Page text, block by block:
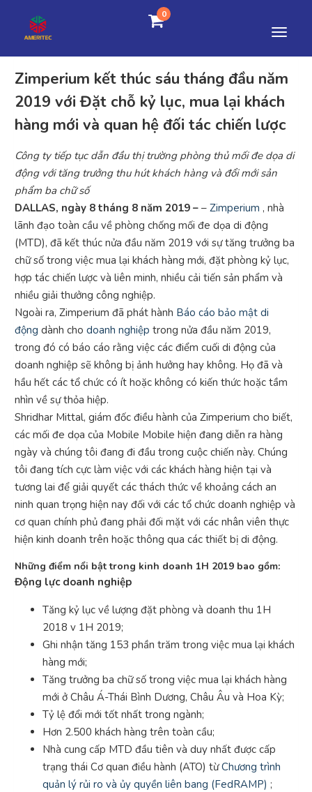
0
Zimperium kết thúc sáu tháng đầu năm
2019 với Đặt chỗ kỷ lục, mua lại khách
hàng mới và quan hệ đối tác chiến lược
Công ty tiếp tục dẫn đầu thị trường phòng thủ mối đe dọa di
động với tăng trưởng thu hút khách hàng và đổi mới sản
phẩm ba chữ số
DALLAS, ngày 8 tháng 8 năm 2019 – – Zimperium , nhà
lãnh đạo toàn cầu về phòng chống mối đe dọa di động
(MTD), đã kết thúc nửa đầu năm 2019 với sự tăng trưởng ba
chữ số trong việc mua lại khách hàng mới, đặt phòng kỷ lục,
hợp tác chiến lược và liên minh, nhiều cải tiến sản phẩm và
nhiều giải thưởng công nghiệp.
Ngoài ra, Zimperium đã phát hành Báo cáo bảo mật di
động dành cho doanh nghiệp trong nửa đầu năm 2019,
trong đó có báo cáo rằng việc các điểm cuối di động của
doanh nghiệp sẽ không bị ảnh hưởng hay không. Họ đã và
hầu hết các tổ chức có ít hoặc không có kiến ​​thức hoặc tầm
nhìn về sự thỏa hiệp.
Shridhar Mittal, giám đốc điều hành của Zimperium cho biết,
các mối đe dọa của Mobile Mobile hiện đang diễn ra hàng
ngày và chúng tôi đang đi đầu trong cuộc chiến này. Chúng
tôi đang tích cực làm việc với các khách hàng hiện tại và
tương lai để giải quyết các thách thức về khoảng cách an
ninh quan trọng hiện nay đối với các tổ chức doanh nghiệp và
cơ quan chính phủ đang phải đối mặt với các nhân viên thực
hiện kinh doanh trên hoặc thông qua các thiết bị di động.
Những điểm nổi bật trong kinh doanh 1H 2019 bao gồm:
Động lực doanh nghiệp
Tăng kỷ lục về lượng đặt phòng và doanh thu 1H
2018 v 1H 2019;
Ghi nhận tăng 153 phần trăm trong việc mua lại khách
hàng mới;
Tăng trưởng ba chữ số trong việc mua lại khách hàng
mới ở Châu Á-Thái Bình Dương, Châu Âu và Hoa Kỳ;
Tỷ lệ đổi mới tốt nhất trong ngành;
Hơn 2.500 khách hàng trên toàn cầu;
Nhà cung cấp MTD đầu tiên và duy nhất được cấp
trạng thái Cơ quan điều hành (ATO) từChương trình
quản lý rủi ro và ủy quyền liên bang (FedRAMP) ;